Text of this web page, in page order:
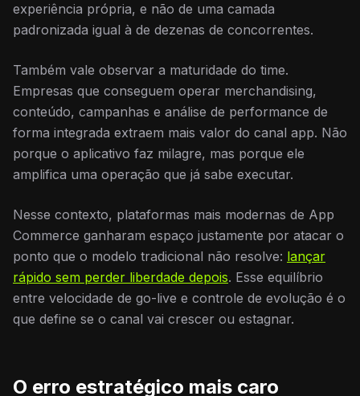
experiência própria, e não de uma camada
padronizada igual à de dezenas de concorrentes.
Também vale observar a maturidade do time.
Empresas que conseguem operar merchandising,
conteúdo, campanhas e análise de performance de
forma integrada extraem mais valor do canal app. Não
porque o aplicativo faz milagre, mas porque ele
amplifica uma operação que já sabe executar.
Nesse contexto, plataformas mais modernas de App
Commerce ganharam espaço justamente por atacar o
ponto que o modelo tradicional não resolve: lançar
rápido sem perder liberdade depois. Esse equilíbrio
entre velocidade de go-live e controle de evolução é o
que define se o canal vai crescer ou estagnar.
O erro estratégico mais caro